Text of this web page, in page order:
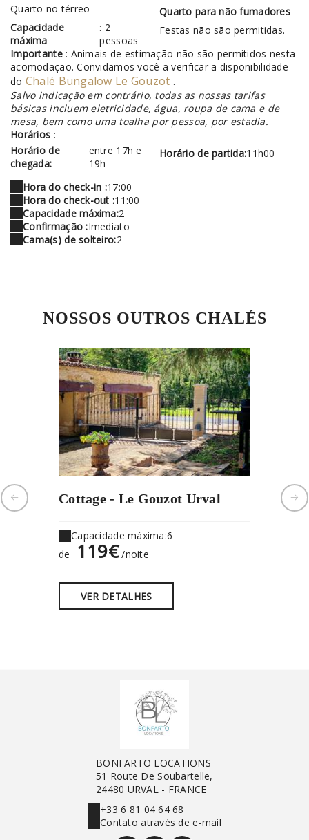
Quarto no térreo
Capacidade
máxima
: 2
pessoas
Quarto para não fumadores
Festas não são permitidas.
Importante: Animais de estimação não são permitidos nesta
acomodação. Convidamos você a verificar a disponibilidade
do Chalé Bungalow Le Gouzot .
Salvo indicação em contrário, todas as nossas tarifas
básicas incluem eletricidade, água, roupa de cama e de
mesa, bem como uma toalha por pessoa, por estadia.
Horários :
Horário de
chegada:
entre 17h e
19h
Horário de partida:11h00
Hora do check-in :17:00
Hora do check-out :11:00
Capacidade máxima:2
Confirmação :Imediato
Cama(s) de solteiro:2
NOSSOS OUTROS CHALÉS
Cottage - Le Gouzot Urval
Capacidade máxima:6
de
119€/noite
VER DETALHES
Gîte -
BONFARTO LOCATIONS
51 Route De Soubartelle,
24480 URVAL - FRANCE
+33 6 81 04 64 68
Contato através de e-mail